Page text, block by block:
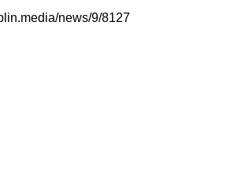
news/9/8127